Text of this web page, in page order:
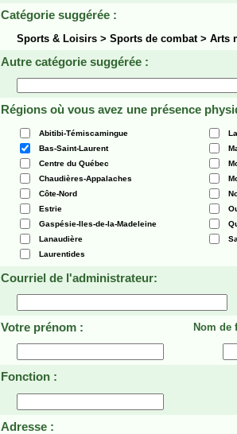
Catégorie suggérée :
Sports & Loisirs > Sports de combat > Arts
Autre catégorie suggérée :
Régions où vous avez une présence
Abitibi-Témiscamingue
Bas-Saint-Laurent
Centre du Québec
Chaudières-Appalaches
Côte-Nord
Estrie
Gaspésie-Iles-de-la-Madeleine
Lanaudière
Laurentides
Courriel de l'administrateur:
Votre prénom : Nom de
Fonction :
Adresse :